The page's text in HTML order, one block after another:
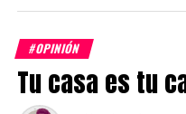
Ese fue el otro partido
#OPINIÓN
Tu casa es tu